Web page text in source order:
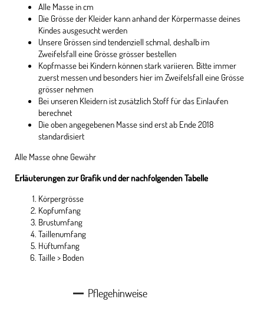
Alle Masse in cm
Die Grösse der Kleider kann anhand der Körpermasse deines
Kindes ausgesucht werden
Unsere Grössen sind tendenziell schmal, deshalb im
Zweifelsfall eine Grösse grösser bestellen
Kopfmasse bei Kindern können stark variieren. Bitte immer
zuerst messen und besonders hier im Zweifelsfall eine Grösse
grösser nehmen
Bei unseren Kleidern ist zusätzlich Stoff für das Einlaufen
berechnet
Die oben angegebenen Masse sind erst ab Ende 2018
standardisiert
Alle Masse ohne Gewähr
Erläuterungen zur Grafik und der nachfolgenden Tabelle
Körpergrösse
Kopfumfang
Brustumfang
Taillenumfang
Hüftumfang
Taille > Boden
Pflegehinweise